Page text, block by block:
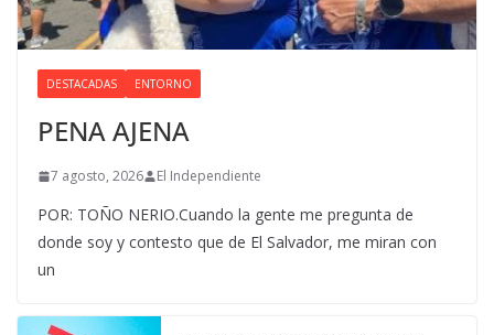
DESTACADAS ENTORNO
PENA AJENA
7 agosto, 2026 El Independiente
POR: TOÑO NERIO.Cuando la gente me pregunta de
donde soy y contesto que de El Salvador, me miran con
un